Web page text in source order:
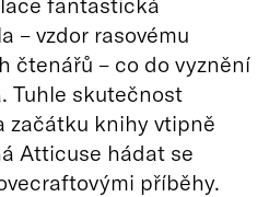
– vzdor rasovému
čtenářů – co do vyznění
Tuhle skutečnost
začátku knihy vtipně
Atticuse hádat se
příběhy.